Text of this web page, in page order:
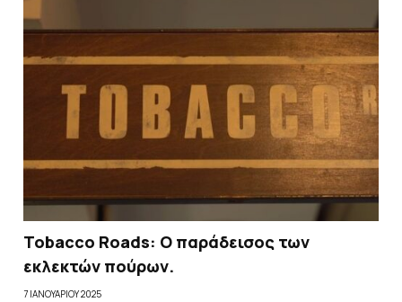
Tobacco Roads: Ο παράδεισος των
εκλεκτών πούρων.
7 ΙΑΝΟΥΑΡΊΟΥ 2025